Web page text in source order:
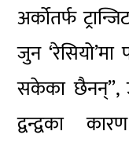
अर्कोतर्फ
जुन
सकेका छैनन्”,
द्वन्द्वका